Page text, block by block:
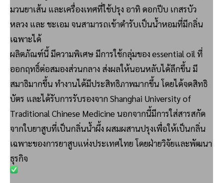
มวนยาเส้น และเครื่องเทศที่ใช้ปรุง อาทิ ดอกปีบ เกสรบัว
หลวง และ ชะเอม จนสามารถเข้าตำรับเป็นน้ำหอมที่มีกลิ่น
เฉพาะได้
ผลิตภัณฑ์นี้ มีความพิเศษ มีการใช้กลุ่มของ essential oil ที่
ออกฤทธิ์ต่อสมองส่วนกลาง ส่งผลให้นอนหลับได้ลึกขึ้น มี
สมาธิมากขึ้น ทำงานได้มีประสิทธิภาพมากขึ้น โดยได้จดสิทธิ
บัตร และได้รับการรับรองจาก Shanghai University of
Traditional Chinese Medicine นอกจากนี้มีการใส่สารสกัด
จากใบยาสูบที่เป็นกลิ่นน้ำผึ้ง ผสมผสานปรุงเพื่อให้เป็นกลิ่น
เฉพาะของการยาสูบแห่งประเทศไทย โดยฝ่ายวิจัยและพัฒนา
ธุรกิจ